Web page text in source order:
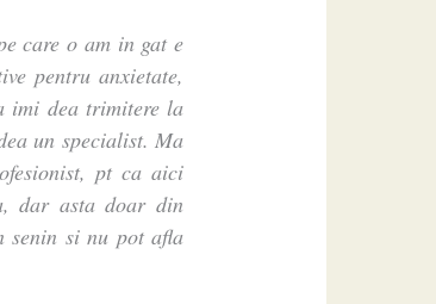
care o am in gat e
pentru anxietate,
imi dea trimitere la
un specialist. Ma
pt ca aici
dar asta doar din
senin si nu pot afla